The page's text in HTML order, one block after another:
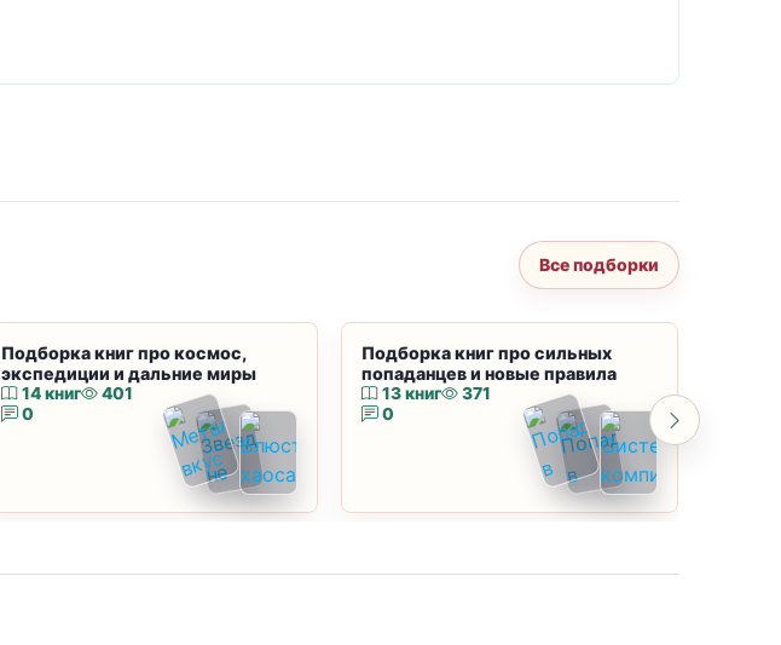
Все подборки
Подборка книг про космос,
экспедиции и дальние миры
14 книг
401
0
Подборка книг про сильных
попаданцев и новые правила
13 книг
371
0